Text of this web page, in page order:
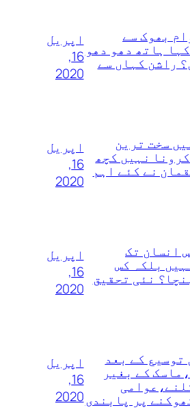
بھوک سے
ہاتھ دھو دھو
راشن کہاں سے
اپریل
16,
2020
سخت ترین
نہیں کچھ
نے کئے اہم
اپریل
16,
2020
انسان تک
بلکہ کس
نئی تحقیق
اپریل
16,
2020
توسیع کے بعد
کے بغیر
پر پابندی
اپریل
16,
2020